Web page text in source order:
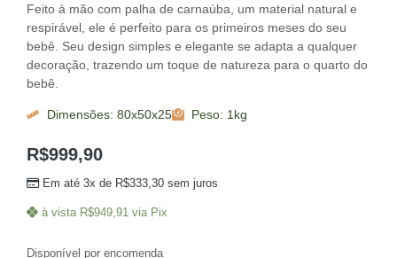
Feito à mão com palha de carnaúba, um material natural e
respirável, ele é perfeito para os primeiros meses do seu
bebê. Seu design simples e elegante se adapta a qualquer
decoração, trazendo um toque de natureza para o quarto do
bebê.
Dimensões: 80x50x25 Peso: 1kg
R$999,90
Em até 3x de R$333,30 sem juros
à vista R$949,91 via Pix
Disponível por encomenda